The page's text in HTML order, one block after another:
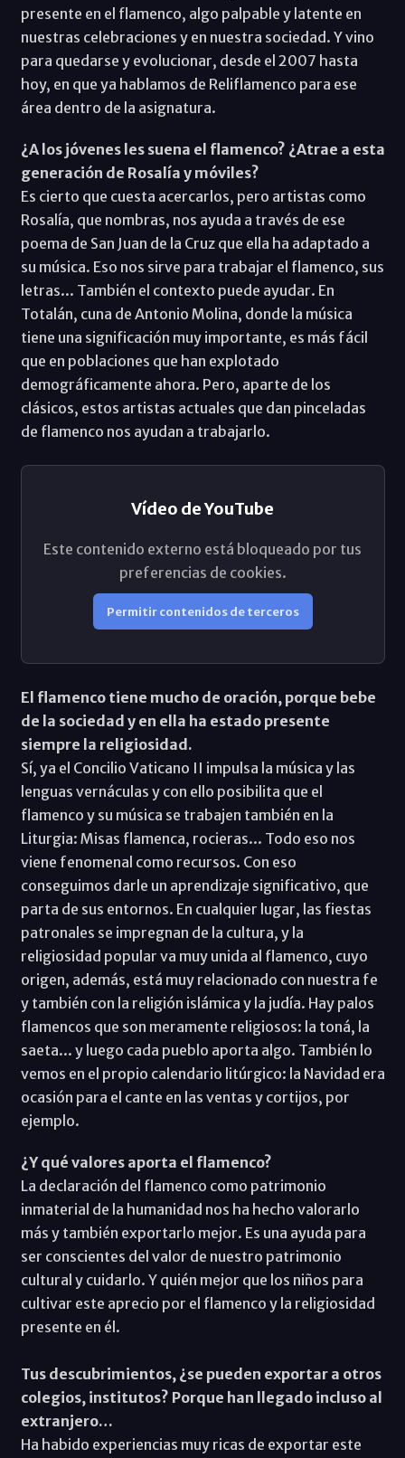
presente en el flamenco, algo palpable y latente en
nuestras celebraciones y en nuestra sociedad. Y vino
para quedarse y evolucionar, desde el 2007 hasta
hoy, en que ya hablamos de Reliflamenco para ese
área dentro de la asignatura.
¿A los jóvenes les suena el flamenco? ¿Atrae a esta
generación de Rosalía y móviles?
Es cierto que cuesta acercarlos, pero artistas como
Rosalía, que nombras, nos ayuda a través de ese
poema de San Juan de la Cruz que ella ha adaptado a
su música. Eso nos sirve para trabajar el flamenco, sus
letras... También el contexto puede ayudar. En
Totalán, cuna de Antonio Molina, donde la música
tiene una significación muy importante, es más fácil
que en poblaciones que han explotado
demográficamente ahora. Pero, aparte de los
clásicos, estos artistas actuales que dan pinceladas
de flamenco nos ayudan a trabajarlo.
Vídeo de YouTube
Este contenido externo está bloqueado por tus
preferencias de cookies.
Permitir contenidos de terceros
El flamenco tiene mucho de oración, porque bebe
de la sociedad y en ella ha estado presente
siempre la religiosidad.
Sí, ya el Concilio Vaticano II impulsa la música y las
lenguas vernáculas y con ello posibilita que el
flamenco y su música se trabajen también en la
Liturgia: Misas flamenca, rocieras... Todo eso nos
viene fenomenal como recursos. Con eso
conseguimos darle un aprendizaje significativo, que
parta de sus entornos. En cualquier lugar, las fiestas
patronales se impregnan de la cultura, y la
religiosidad popular va muy unida al flamenco, cuyo
origen, además, está muy relacionado con nuestra fe
y también con la religión islámica y la judía. Hay palos
flamencos que son meramente religiosos: la toná, la
saeta... y luego cada pueblo aporta algo. También lo
vemos en el propio calendario litúrgico: la Navidad era
ocasión para el cante en las ventas y cortijos, por
ejemplo.
¿Y qué valores aporta el flamenco?
La declaración del flamenco como patrimonio
inmaterial de la humanidad nos ha hecho valorarlo
más y también exportarlo mejor. Es una ayuda para
ser conscientes del valor de nuestro patrimonio
cultural y cuidarlo. Y quién mejor que los niños para
cultivar este aprecio por el flamenco y la religiosidad
presente en él.
Tus descubrimientos, ¿se pueden exportar a otros
colegios, institutos? Porque han llegado incluso al
extranjero…
Ha habido experiencias muy ricas de exportar este